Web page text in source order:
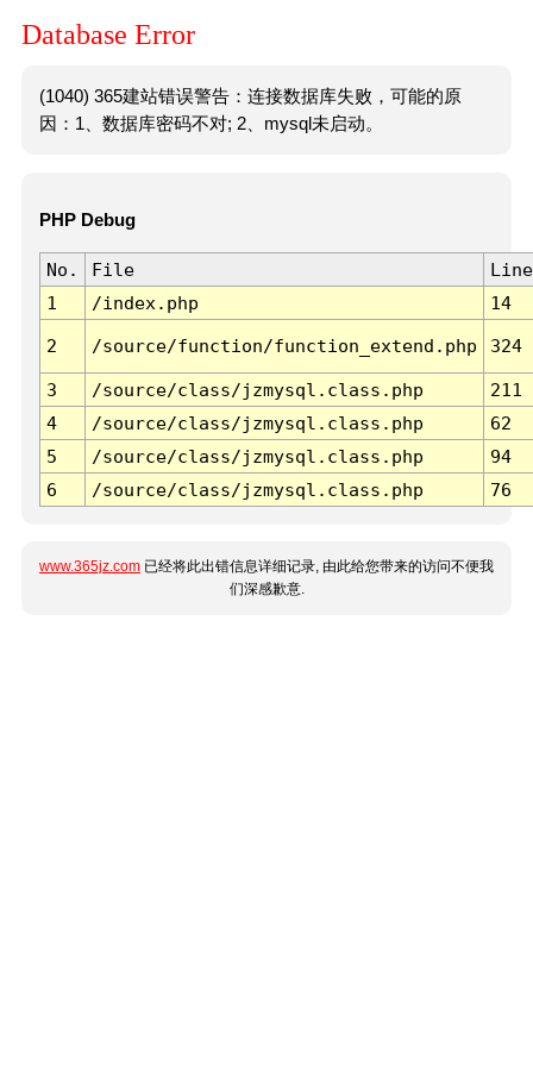
Database Error
(1040) 365建站错误警告：连接数据库失败，可能的原
因：1、数据库密码不对; 2、mysql未启动。
PHP Debug
No. File
Line
1
/index.php 14
2 /source/function/function_extend.php 324
3 /source/class/jzmysql.class.php
211
4
/source/class/jzmysql.class.php
62
5
/source/class/jzmysql.class.php
94
6
/source/class/jzmysql.class.php 76
www.365jz.com 已经将此出错信息详细记录, 由此给您带来的访问不便我
们深感歉意.